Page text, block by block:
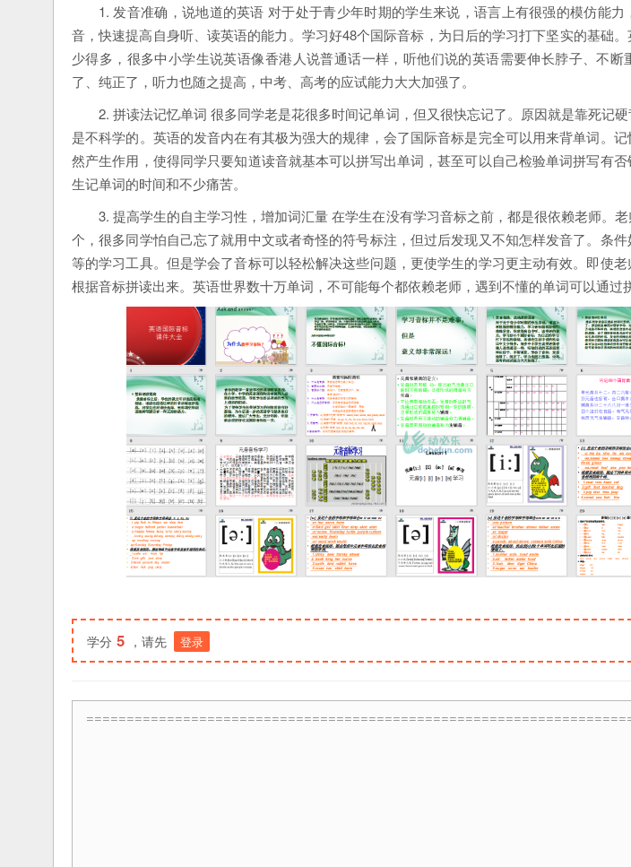
1. 发音准确，说地道的英语 对于处于青少年时期的学生来说，语言上有很强的模仿能
音，快速提高自身听、读英语的能力。学习好48个国际音标，为日后的学习打下坚实的基础
少得多，很多中小学生说英语像香港人说普通话一样，听他们说的英语需要伸长脖子、不断
了、纯正了，听力也随之提高，中考、高考的应试能力大大加强了。
2. 拼读法记忆单词 很多同学老是花很多时间记单词，但又很快忘记了。原因就是靠死记
是不科学的。英语的发音内在有其极为强大的规律，会了国际音标是完全可以用来背单词。
然产生作用，使得同学只要知道读音就基本可以拼写出单词，甚至可以自己检验单词拼写有
生记单词的时间和不少痛苦。
3. 提高学生的自主学习性，增加词汇量 在学生在没有学习音标之前，都是很依赖老师。
个，很多同学怕自己忘了就用中文或者奇怪的符号标注，但过后发现又不知怎样发音了。条
等的学习工具。但是学会了音标可以轻松解决这些问题，更使学生的学习更主动有效。即使
根据音标拼读出来。英语世界数十万单词，不可能每个都依赖老师，遇到不懂的单词可以通过
学分 5 ，请先 登录